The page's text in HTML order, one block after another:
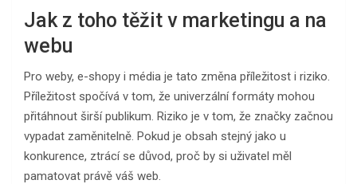
Jak z toho těžit v marketingu a na
webu
Pro weby, e-shopy i média je tato změna příležitost i riziko.
Příležitost spočívá v tom, že univerzální formáty mohou
přitáhnout širší publikum. Riziko je v tom, že značky začnou
vypadat zaměnitelně. Pokud je obsah stejný jako u
konkurence, ztrácí se důvod, proč by si uživatel měl
pamatovat právě váš web.